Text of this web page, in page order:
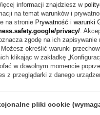
odpowiedzi
treści mogę umieścić na
Możesz wybrać tekst,
w ramach grawerunku.
realizowana jest usługa
W cenie jest indywidualny
a zakres może
można wykonać zdjęcie
NIE WYKONUJEMY
informacji znajdziesz w
na temat warunków i
na stronie Prywatność i warunki
privacy/.
zgodę na ich zapisywanie
określić warunki
klikając w zakładkę
w dowolnym momencie
z przeglądarki z danego
pliki cookie